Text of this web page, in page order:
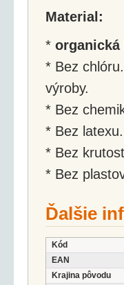
Material:
* organická
* Bez
výroby.
* Bez
* Bez latexu.
* Bez
* Bez
Ďalšie
Kód
EAN
Krajina pôvodu